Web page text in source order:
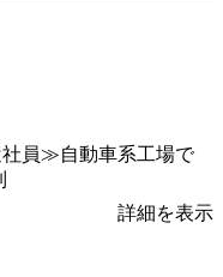
員≫自動車系工場で
詳細を表示